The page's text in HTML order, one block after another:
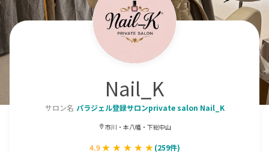
Nail_K
サロン名 パラジェル登録サロンprivate salon Nail_K
市川・本八幡・下総中山
4.9 (259件)